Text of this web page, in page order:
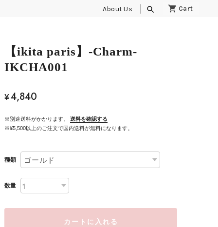
About Us search
【ikita paris】-Charm-
IKCHA001
¥4,840
※別途送料がかかります。
送料を確認する
※¥5,500以上のご注文で国内送料が無料になります。
種類
数量
カートに入れる